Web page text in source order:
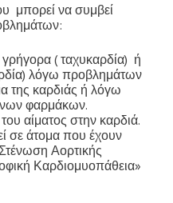
μπορεί να συμβεί
( ταχυκαρδία) ή
λόγω προβλημάτων
της καρδιάς ή λόγω
φαρμάκων.
αίματος στην καρδιά.
σε άτομα που έχουν
Αορτικής
Καρδιομυοπάθεια»